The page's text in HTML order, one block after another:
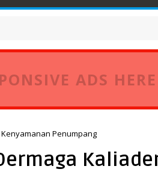
ADS HERE
Penumpang